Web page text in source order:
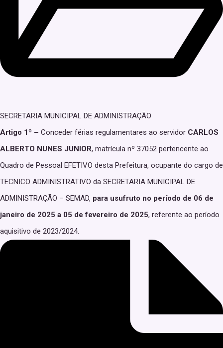
SECRETARIA MUNICIPAL DE ADMINISTRAÇÃO
Artigo 1º – Conceder férias regulamentares ao servidor CARLOS
ALBERTO NUNES JUNIOR, matrícula nº 37052 pertencente ao
Quadro de Pessoal EFETIVO desta Prefeitura, ocupante do cargo de
TECNICO ADMINISTRATIVO da SECRETARIA MUNICIPAL DE
ADMINISTRAÇÃO – SEMAD, para usufruto no período de 06 de
janeiro de 2025 a 05 de fevereiro de 2025, referente ao período
aquisitivo de 2023/2024.